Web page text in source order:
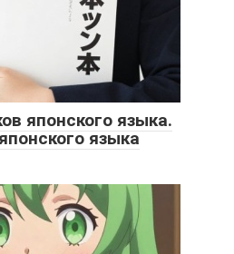
японского языка.
языка